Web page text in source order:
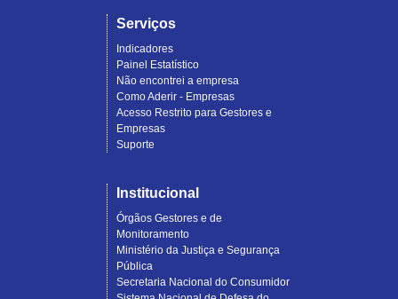
Serviços
Indicadores
Painel Estatístico
Não encontrei a empresa
Como Aderir - Empresas
Acesso Restrito para Gestores e
Empresas
Suporte
Institucional
Órgãos Gestores e de
Monitoramento
Ministério da Justiça e Segurança
Pública
Secretaria Nacional do Consumidor